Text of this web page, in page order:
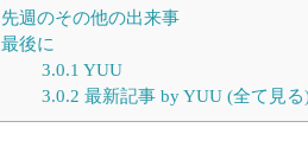
先週のその他の出来事
最後に
3.0.1 YUU
3.0.2 最新記事 by YUU (全て見る